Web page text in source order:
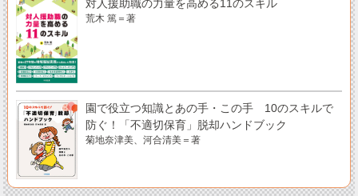
対人援助職の力量を高める11のスキル
荒木 篤＝著
園で役立つ知識とあの手・この手 10のスキルで
防ぐ！「不適切保育」脱却ハンドブック
菊地奈津美、河合清美＝著